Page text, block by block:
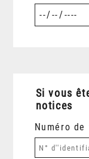
Si vous
notices
Numéro